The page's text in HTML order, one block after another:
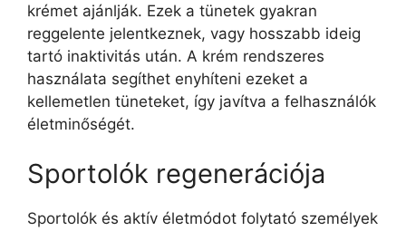
krémet ajánlják. Ezek a tünetek gyakran
reggelente jelentkeznek, vagy hosszabb ideig
tartó inaktivitás után. A krém rendszeres
használata segíthet enyhíteni ezeket a
kellemetlen tüneteket, így javítva a felhasználók
életminőségét.
Sportolók regenerációja
Sportolók és aktív életmódot folytató személyek